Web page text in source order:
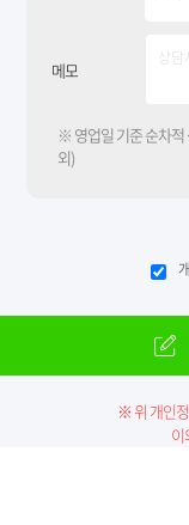
메모
※ 영업일 기준 순차적
외)
※ 위 개인
이